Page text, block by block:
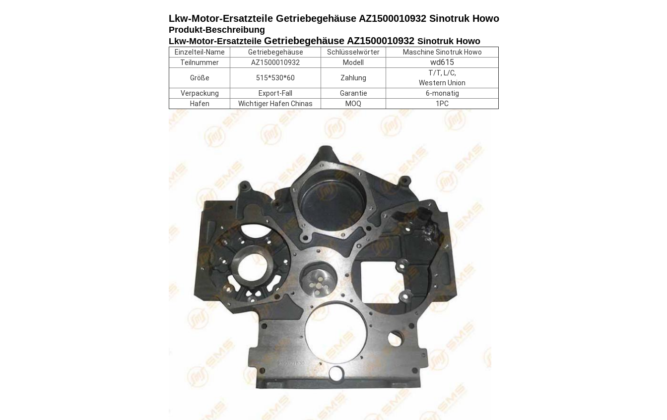
Lkw-Motor-Ersatzteile Getriebegehäuse AZ1500010932 Sinotruk Howo
Produkt-Beschreibung
Lkw-Motor-Ersatzteile Getriebegehäuse AZ1500010932 Sinotruk Howo
Einzelteil-Name Getriebegehäuse Schlüsselwörter
Maschine Sinotruk Howo
Teilnummer
AZ1500010932 Modell wd615
Größe 515*530*60 Zahlung
T/T, L/C,
Western Union
Verpackung
Export-Fall Garantie
6-monatig
Hafen
Wichtiger Hafen Chinas MOQ 1PC